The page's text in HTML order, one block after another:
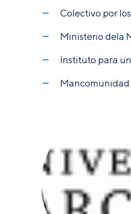
Colectivo por
Ministerio dela
Instituto para
Mancomunidad